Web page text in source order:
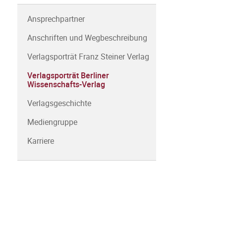
Ansprechpartner
Anschriften und Wegbeschreibung
Verlagsporträt Franz Steiner Verlag
Verlagsporträt Berliner
Wissenschafts-Verlag
Verlagsgeschichte
Mediengruppe
Karriere